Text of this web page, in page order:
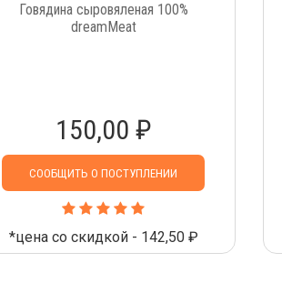
Говядина сыровяленая 100%
dreamMeat
150,00 ₽
СООБЩИТЬ О ПОСТУПЛЕНИИ
*цена со скидкой - 142,50 ₽